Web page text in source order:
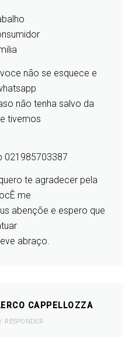
não se esquece e
não tenha salvo da
tivemos
021985703387
te agradecer pela
me
abençõe e espero que
abraço.
CAPPELLOZZA
RESPONDER